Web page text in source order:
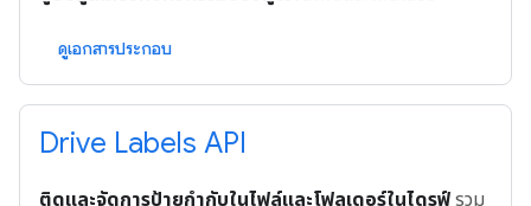
ดูเอกสารประกอบ
Drive Labels API
ติดและจัดการป้ายกำกับในไฟล์และโฟลเดอร์ในไดรฟ์ รวม